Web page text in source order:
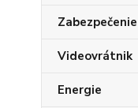
Zabezpečenie
Videovrátnik
Energie